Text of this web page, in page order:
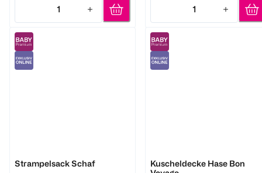
1
Quantity: 1
1
Quantity: 1
Strampelsack Schaf
Kuscheldecke Hase Bon